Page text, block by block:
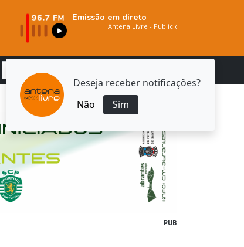
Deseja receber notificações?
Não
Sim
Emissão em direto
PUB